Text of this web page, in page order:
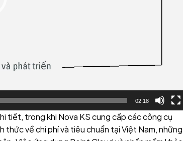
02:18
tiết, trong khi Nova KS cung cấp các công cụ
thức về chi phí và tiêu chuẩn tại Việt Nam, những